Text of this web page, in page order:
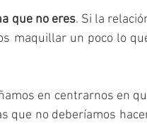
que no eres. Si la
maquillar un poco lo
en centrarnos en
que no deberíamos